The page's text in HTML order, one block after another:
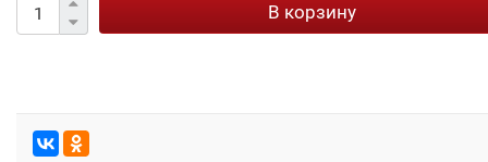
В корзину